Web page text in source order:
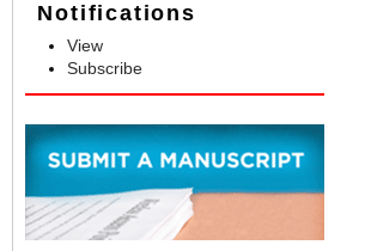
Notifications
View
Subscribe